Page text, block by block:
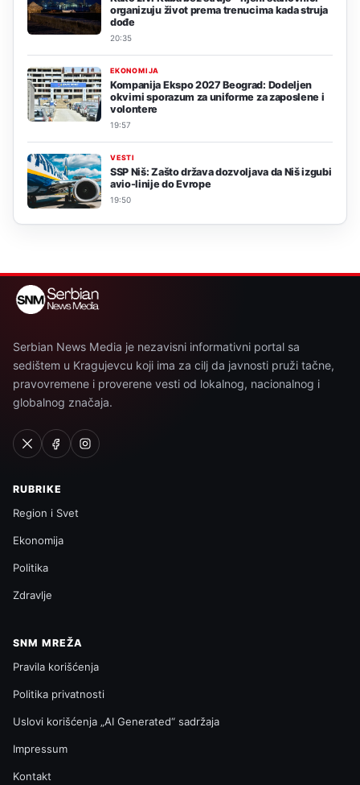
organizuju život prema trenucima kada struja
dođe
20:35
EKONOMIJA
Kompanija Ekspo 2027 Beograd: Dodeljen
okvirni sporazum za uniforme za zaposlene i
volontere
19:57
VESTI
SSP Niš: Zašto država dozvoljava da Niš izgubi
avio-linije do Evrope
19:50
Serbian News Media je nezavisni informativni portal sa
sedištem u Kragujevcu koji ima za cilj da javnosti pruži tačne,
pravovremene i proverene vesti od lokalnog, nacionalnog i
globalnog značaja.
RUBRIKE
Region i Svet
Ekonomija
Politika
Zdravlje
SNM MREŽA
Pravila korišćenja
Politika privatnosti
Uslovi korišćenja „AI Generated“ sadržaja
Impressum
Kontakt